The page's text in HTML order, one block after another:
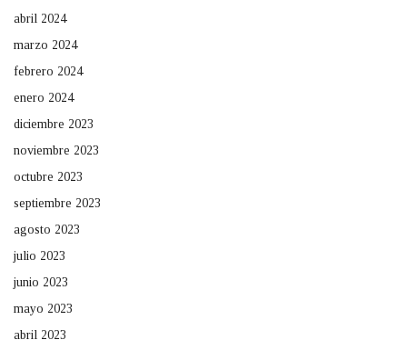
abril 2024
marzo 2024
febrero 2024
enero 2024
diciembre 2023
noviembre 2023
octubre 2023
septiembre 2023
agosto 2023
julio 2023
junio 2023
mayo 2023
abril 2023